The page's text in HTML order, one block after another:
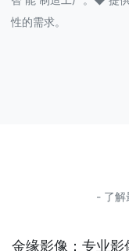
性的需求。
- 了解
金缘影像：专业